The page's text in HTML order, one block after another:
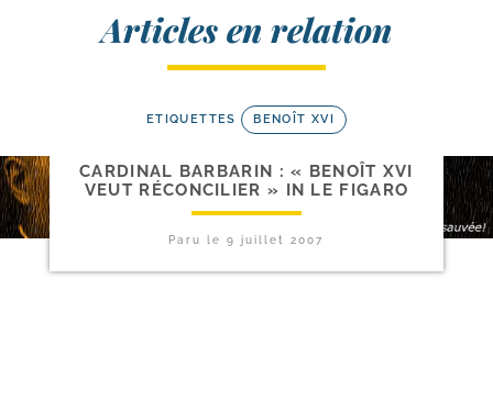
Articles en relation
ETIQUETTES BENOÎT XVI
CARDINAL BARBARIN : « BENOÎT XVI
VEUT RÉCONCILIER » IN LE FIGARO
Paru le9 juillet 2007